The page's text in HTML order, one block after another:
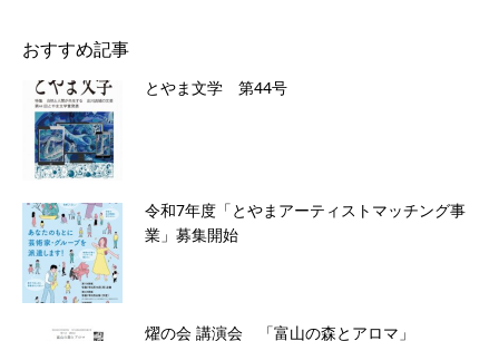
おすすめ記事
とやま文学 第44号
令和7年度「とやまアーティストマッチング事
業」募集開始
燿の会 講演会 「富山の森とアロマ」